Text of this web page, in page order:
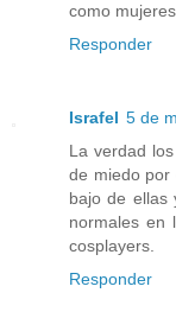
como
Responder
Israfel 5 de
La verdad
de miedo por
bajo de ellas
normales en
cosplayers.
Responder